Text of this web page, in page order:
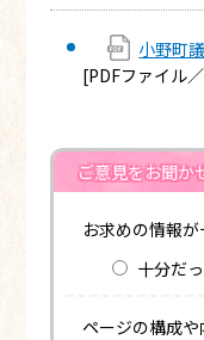
小野町
[PDFファイル
ご意見をお聞か
お求めの情報
十分だ
ページの構成